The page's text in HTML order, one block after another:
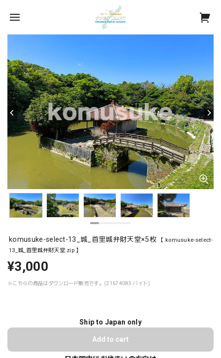
komusuke-select-13_城_首里城弁財天堂×5枚
【 komusuke-select-
13_城_首里城弁財天堂.zip 】
¥3,000
※こちらの商品はダウンロード販売です。(21674083 バイト)
Ship to Japan only
Add to cart